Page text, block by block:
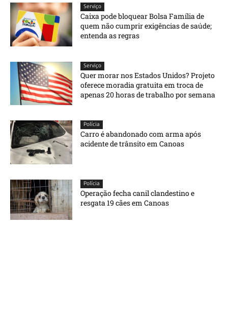
Serviço
Caixa pode bloquear Bolsa Família de
quem não cumprir exigências de saúde;
entenda as regras
Serviço
Quer morar nos Estados Unidos? Projeto
oferece moradia gratuita em troca de
apenas 20 horas de trabalho por semana
Polícia
Carro é abandonado com arma após
acidente de trânsito em Canoas
Polícia
Operação fecha canil clandestino e
resgata 19 cães em Canoas